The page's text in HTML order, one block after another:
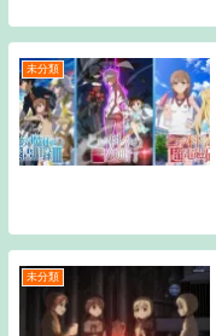
未分類
未分類